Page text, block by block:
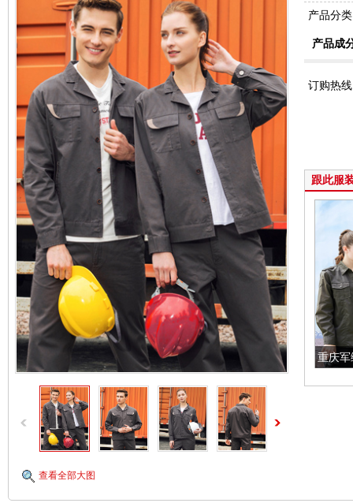
查看全部大图
产品分
产品成
订购热
跟此服
重庆军